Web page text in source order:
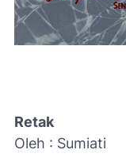
Retak
Oleh : Sumiati